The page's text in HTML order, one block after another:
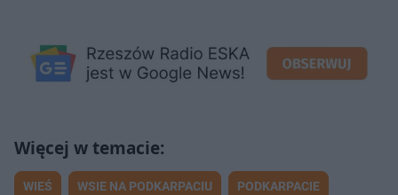
WIEŚ WSIE NA PODKARPACIU PODKARPACIE